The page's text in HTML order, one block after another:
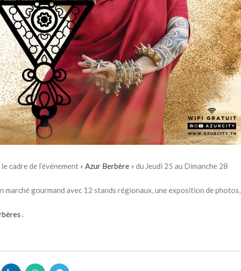
cadre de l’évènement « Azur Berbère » du Jeudi 25 au Dimanche 28
gourmand avec 12 stands régionaux, une exposition de photos,
.